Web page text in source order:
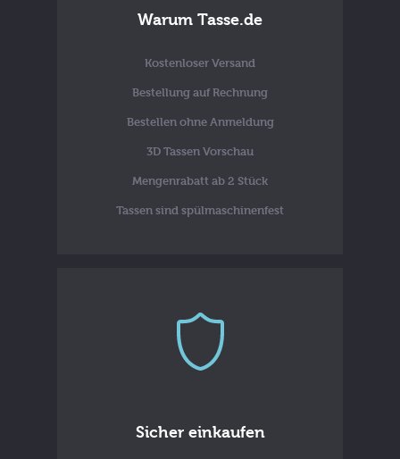
Warum Tasse.de
Kostenloser Versand
Bestellung auf Rechnung
Bestellen ohne Anmeldung
3D Tassen Vorschau
Mengenrabatt ab 2 Stück
Tassen sind spülmaschinenfest
Sicher einkaufen